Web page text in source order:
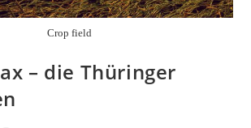
Crop field
– die Thüringer